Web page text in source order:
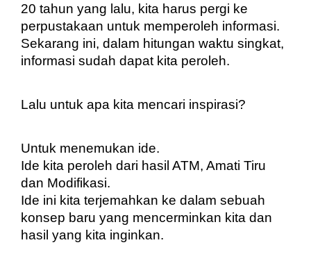
20 tahun yang lalu, kita harus pergi ke
perpustakaan untuk memperoleh informasi.
Sekarang ini, dalam hitungan waktu singkat,
informasi sudah dapat kita peroleh.
Lalu untuk apa kita mencari inspirasi?
Untuk menemukan ide.
Ide kita peroleh dari hasil ATM, Amati Tiru
dan Modifikasi.
Ide ini kita terjemahkan ke dalam sebuah
konsep baru yang mencerminkan kita dan
hasil yang kita inginkan.